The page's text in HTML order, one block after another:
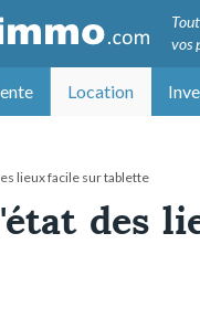
vos
Location
lieux facile sur tablette
des